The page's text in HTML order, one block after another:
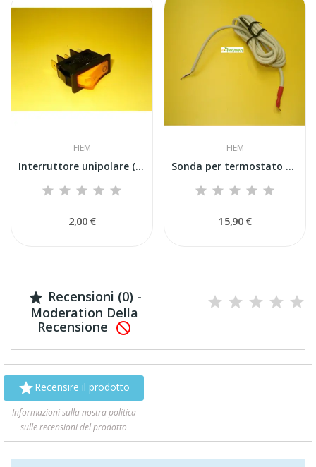
FIEM
Interruttore unipolare (Ricambi Originali Fiem)
2,00 €
FIEM
Sonda per termostato digitale dig1 (ricambi Fiem)
15,90 €
 Recensioni (0) -
Moderation Della
Recensione 
Recensire il prodotto
Informazioni sulla nostra politica
sulle recensioni del prodotto